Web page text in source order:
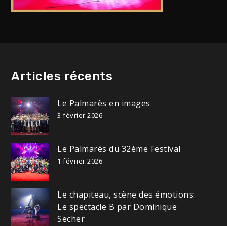
Articles récents
Le Palmarès en images
3 février 2026
Le Palmarès du 32ème Festival
1 février 2026
Le chapiteau, scène des émotions:
Le spectacle B par Dominique
Secher